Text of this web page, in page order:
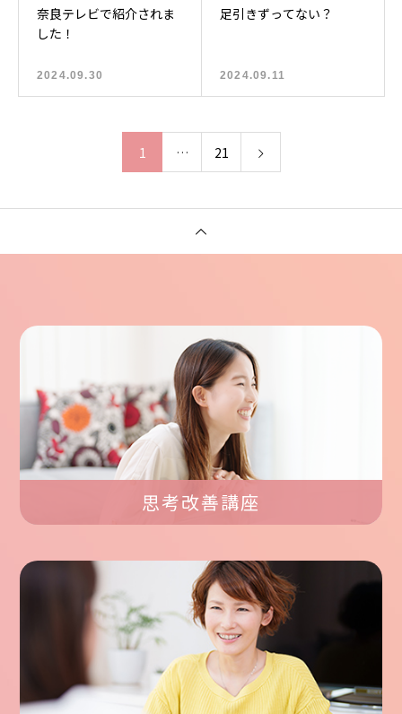
奈良テレビで紹介されま
した！
2024.09.30
足引きずってない？
2024.09.11
1 … 21
思考改善講座